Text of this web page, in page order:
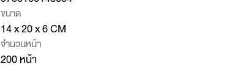
ขนาด
14 x 20 x 6 CM
จำนวนหน้า
200 หน้า